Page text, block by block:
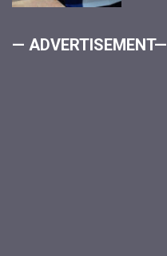
— ADVERTISEMENT—